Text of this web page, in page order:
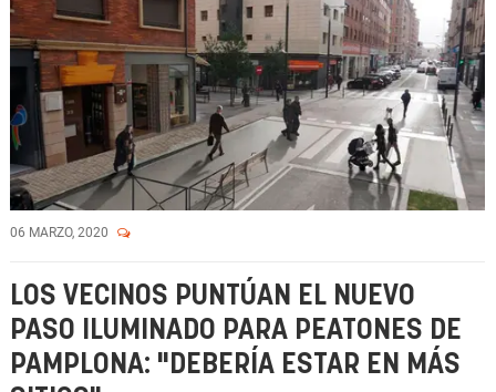
06 MARZO, 2020
LOS VECINOS PUNTÚAN EL NUEVO
PASO ILUMINADO PARA PEATONES DE
PAMPLONA: "DEBERÍA ESTAR EN MÁS